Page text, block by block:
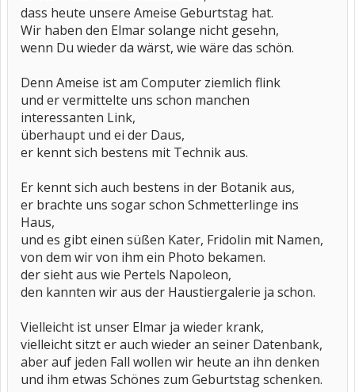
dass heute unsere Ameise Geburtstag hat.
Wir haben den Elmar solange nicht gesehn,
wenn Du wieder da wärst, wie wäre das schön.
Denn Ameise ist am Computer ziemlich flink
und er vermittelte uns schon manchen
interessanten Link,
überhaupt und ei der Daus,
er kennt sich bestens mit Technik aus.
Er kennt sich auch bestens in der Botanik aus,
er brachte uns sogar schon Schmetterlinge ins
Haus,
und es gibt einen süßen Kater, Fridolin mit Namen,
von dem wir von ihm ein Photo bekamen.
der sieht aus wie Pertels Napoleon,
den kannten wir aus der Haustiergalerie ja schon.
Vielleicht ist unser Elmar ja wieder krank,
vielleicht sitzt er auch wieder an seiner Datenbank,
aber auf jeden Fall wollen wir heute an ihn denken
und ihm etwas Schönes zum Geburtstag schenken.